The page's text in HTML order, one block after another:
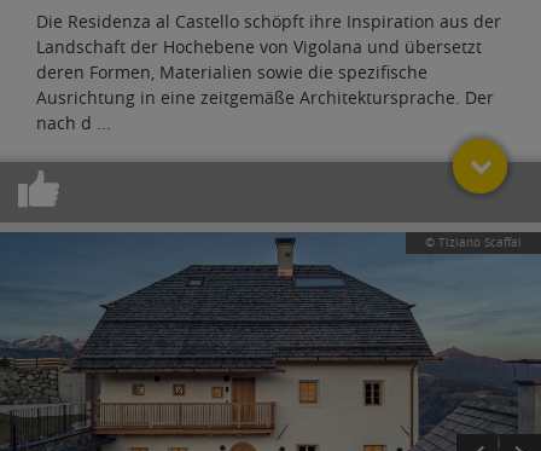
Die Residenza al Castello schöpft ihre Inspiration aus der
Landschaft der Hochebene von Vigolana und übersetzt
deren Formen, Materialien sowie die spezifische
Ausrichtung in eine zeitgemäße Architektursprache. Der
nach d
© Tiziano Scaffai